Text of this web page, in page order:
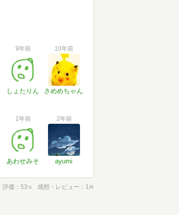
9年前
しょたりん
10年前
さめめちゃん
2年前
あわせみそ
2年前
ayumi
評価 53 ％ 感想・レビュー 1件